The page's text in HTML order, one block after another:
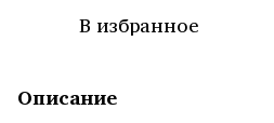
В избранное
Описание